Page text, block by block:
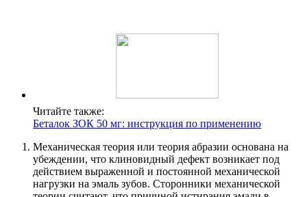
Читайте также:
Беталок ЗОК 50 мг: инструкция по применению
Механическая теория или теория абразии основана на
убеждении, что клиновидный дефект возникает под
действием выраженной и постоянной механической
нагрузки на эмаль зубов. Сторонники механической